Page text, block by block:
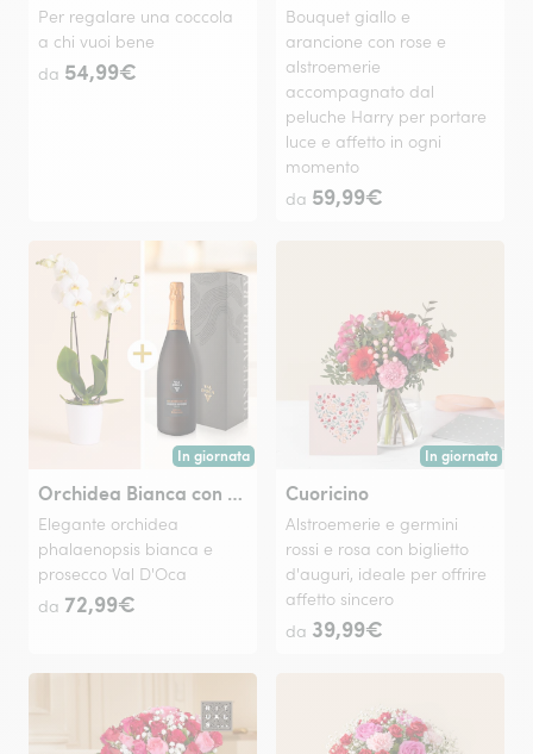
Per regalare una coccola
a chi vuoi bene
da 54,99€
Bouquet giallo e
arancione con rose e
alstroemerie
accompagnato dal
peluche Harry per portare
luce e affetto in ogni
momento
da 59,99€
In giornata
Consegna disponibile oggi o in data a tua scelta.
Orchidea Bianca con Prosecco Val d'Oca
Elegante orchidea
phalaenopsis bianca e
prosecco Val D'Oca
da 72,99€
In giornata
Consegna
Cuoricino
Alstroemerie e germini
rossi e rosa con biglietto
d'auguri, ideale per offrire
affetto sincero
da 39,99€